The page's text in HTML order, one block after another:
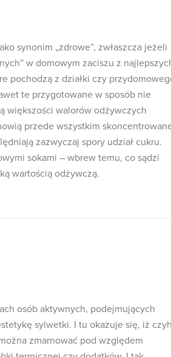
synonim „zdrowe”, zwłaszcza jeżeli
w domowym zaciszu z
pochodzą z działki czy
te przygotowane w sposób nie
większości walorów odżywczych
przede wszystkim
zazwyczaj spory udział cukru.
sokami – wbrew temu, co sądzi
wartością odżywczą.
osób aktywnych, podejmujących
sylwetki. I tu okazuje się, iż
zmarnować pod względem